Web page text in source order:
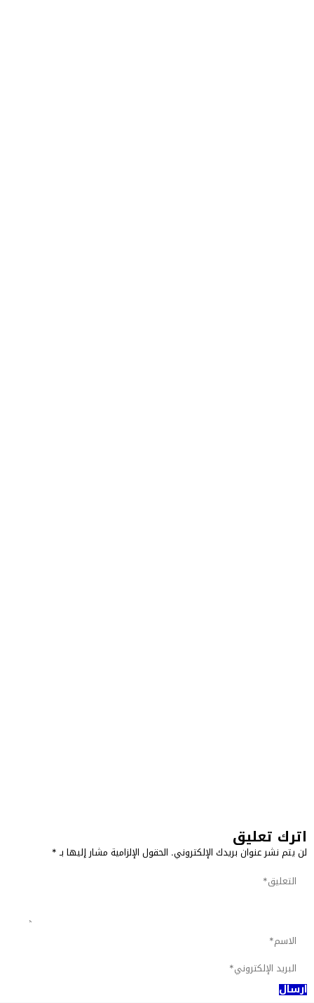
اترك تعليق
لن يتم نشر عنوان بريدك الإلكتروني. الحقول الإلزامية مشار إليها بـ*